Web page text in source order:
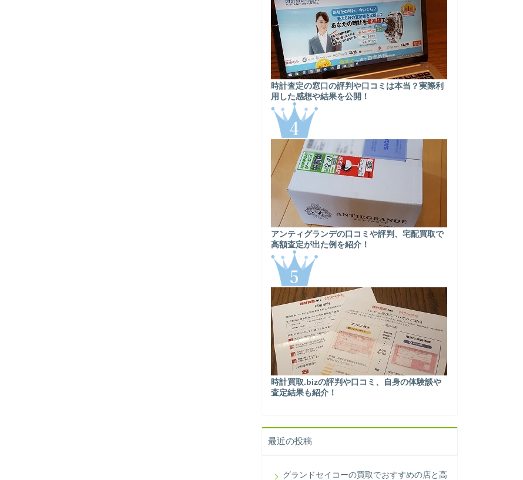
時計査定の窓口の評判や口コミは本当？実際利
用した感想や結果を公開！
アンティグランデの口コミや評判、宅配買取で
高額査定が出た例を紹介！
時計買取.bizの評判や口コミ、自身の体験談や
査定結果も紹介！
最近の投稿
グランドセイコーの買取でおすすめの店と高